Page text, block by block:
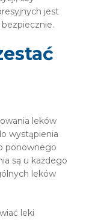
jest
leków
wystąpienia
ponownego
są u każdego
leków
leki